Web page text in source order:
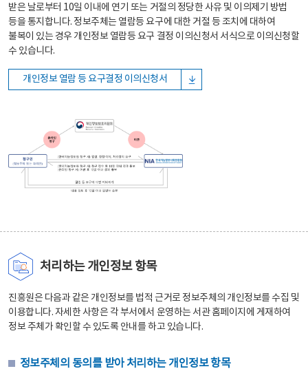
받은 날로부터 10일 이내에 연기 또는 거절의 정당한 사유 및 이의제기 방법
등을 통지합니다. 정보주체는 열람등 요구에 대한 거절 등 조치에 대하여
불복이 있는 경우 개인정보 열람등 요구 결정 이의신청서 서식으로 이의신청할
수 있습니다.
개인정보 열람 등 요구결정 이의신청서
처리하는 개인정보 항목
진흥원은 다음과 같은 개인정보를 법적 근거로 정보주체의 개인정보를 수집 및
이용합니다. 자세한 사항은 각 부서에서 운영하는 서관 홈페이지에 게재하여
정보 주체가 확인할 수 있도록 안내를 하고 있습니다.
정보주체의 동의를 받아 처리하는 개인정보 항목